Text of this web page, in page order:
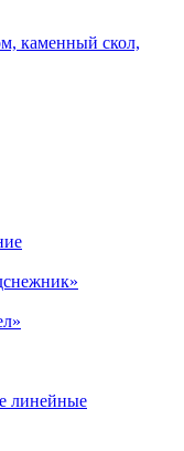
каменный скол,
линейные